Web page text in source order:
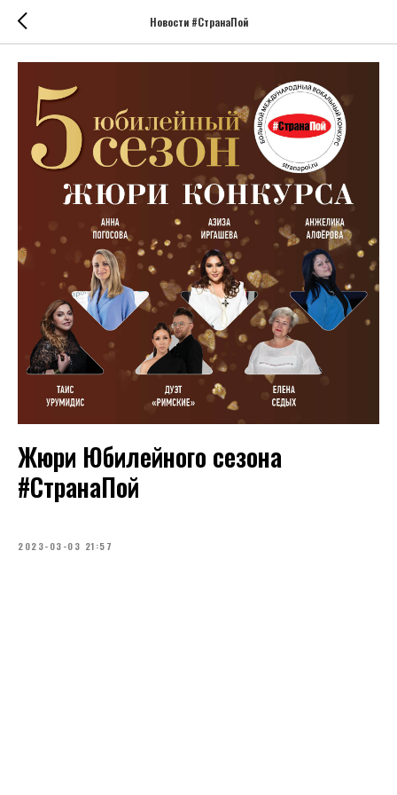
Новости #СтранаПой
Жюри Юбилейного сезона
#СтранаПой
2023-03-03 21:57